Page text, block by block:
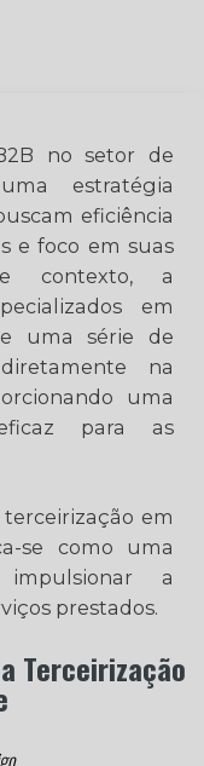
no setor de
estratégia
eficiência
e foco em suas
contexto, a
em
uma série de
na
uma
para as
em
se como uma
a
prestados.
Terceirização